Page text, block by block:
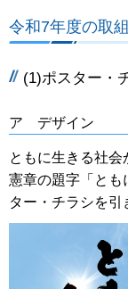
令和7年度の取組
(1)ポスター・
ア デザイン
ともに生きる社
憲章の題字「とも
ター・チラシを引